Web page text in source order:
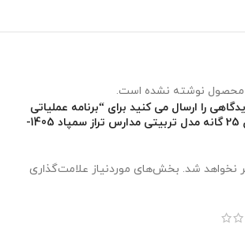
محصول نوشته نشده است.
را ارسال می کنید برای “برنامه عملیاتی
مبتنی بر شایستگی های 25 گانه مدل تربیتی مدارس تراز سمپاد 1405-
نخواهد شد. بخش‌های موردنیاز علامت‌گذاری